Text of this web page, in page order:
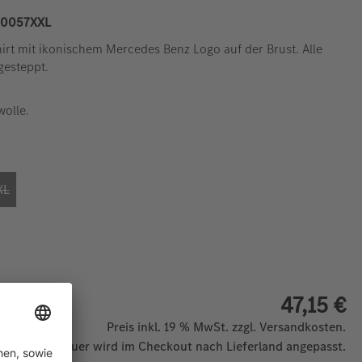
mit ikonischem Mercedes Benz Logo auf der Brust. Alle
47,15 €
Preis inkl. 19 % MwSt. zzgl. Versandkosten.
wird im Checkout nach Lieferland angepasst.